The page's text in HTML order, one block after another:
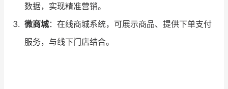
数据，实现精准营销。
微商城：在线商城系统，可展示商品、提供下单支付
服务，与线下门店结合。